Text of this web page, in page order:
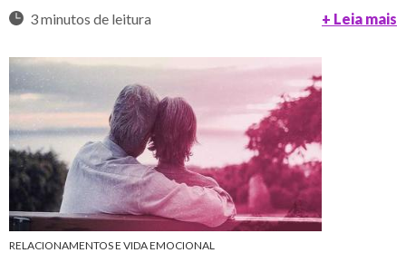
3 minutos de leitura
+ Leia mais
RELACIONAMENTOS E VIDA EMOCIONAL